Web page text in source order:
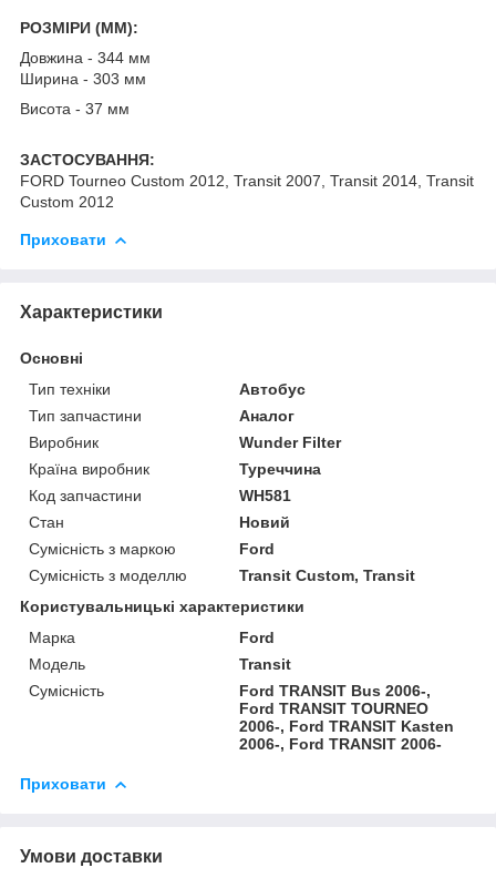
РОЗМІРИ (MM):
Довжина - 344 мм
Ширина - 303 мм
Висота - 37 мм
ЗАСТОСУВАННЯ:
FORD Tourneo Custom 2012, Transit 2007, Transit 2014, Transit
Custom 2012
Приховати
Характеристики
Основні
Тип техніки
Автобус
Тип запчастини
Аналог
Виробник
Wunder Filter
Країна виробник
Туреччина
Код запчастини
WH581
Стан
Новий
Сумісність з маркою
Ford
Сумісність з моделлю
Transit Custom, Transit
Користувальницькі характеристики
Марка
Ford
Модель
Transit
Сумісність
Ford TRANSIT Bus 2006-,
Ford TRANSIT TOURNEO
2006-, Ford TRANSIT Kasten
2006-, Ford TRANSIT 2006-
Приховати
Умови доставки